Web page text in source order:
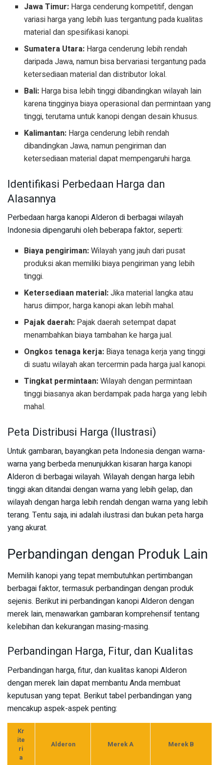
Jawa Timur: Harga cenderung kompetitif, dengan
variasi harga yang lebih luas tergantung pada kualitas
material dan spesifikasi kanopi.
Sumatera Utara: Harga cenderung lebih rendah
daripada Jawa, namun bisa bervariasi tergantung pada
ketersediaan material dan distributor lokal.
Bali: Harga bisa lebih tinggi dibandingkan wilayah lain
karena tingginya biaya operasional dan permintaan yang
tinggi, terutama untuk kanopi dengan desain khusus.
Kalimantan: Harga cenderung lebih rendah
dibandingkan Jawa, namun pengiriman dan
ketersediaan material dapat mempengaruhi harga.
Identifikasi Perbedaan Harga dan
Alasannya
Perbedaan harga kanopi Alderon di berbagai wilayah
Indonesia dipengaruhi oleh beberapa faktor, seperti:
Biaya pengiriman:Wilayah yang jauh dari pusat
produksi akan memiliki biaya pengiriman yang lebih
tinggi.
Ketersediaan material:Jika material langka atau
harus diimpor, harga kanopi akan lebih mahal.
Pajak daerah: Pajak daerah setempat dapat
menambahkan biaya tambahan ke harga jual.
Ongkos tenaga kerja: Biaya tenaga kerja yang tinggi
di suatu wilayah akan tercermin pada harga jual kanopi.
Tingkat permintaan:Wilayah dengan permintaan
tinggi biasanya akan berdampak pada harga yang lebih
mahal.
Peta Distribusi Harga (Ilustrasi)
Untuk gambaran, bayangkan peta Indonesia dengan warna-
warna yang berbeda menunjukkan kisaran harga kanopi
Alderon di berbagai wilayah. Wilayah dengan harga lebih
tinggi akan ditandai dengan warna yang lebih gelap, dan
wilayah dengan harga lebih rendah dengan warna yang lebih
terang. Tentu saja, ini adalah ilustrasi dan bukan peta harga
yang akurat.
Perbandingan dengan Produk Lain
Memilih kanopi yang tepat membutuhkan pertimbangan
berbagai faktor, termasuk perbandingan dengan produk
sejenis. Berikut ini perbandingan kanopi Alderon dengan
merek lain, menawarkan gambaran komprehensif tentang
kelebihan dan kekurangan masing-masing.
Perbandingan Harga, Fitur, dan Kualitas
Perbandingan harga, fitur, dan kualitas kanopi Alderon
dengan merek lain dapat membantu Anda membuat
keputusan yang tepat. Berikut tabel perbandingan yang
mencakup aspek-aspek penting:
Kr
ite
ri
a
Alderon Merek A Merek B